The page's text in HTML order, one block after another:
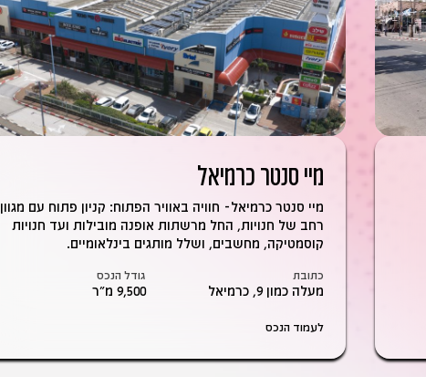
מיי סנטר כרמיאל
מיי סנטר כרמיאל- חוויה באוויר הפתוח: קניון פתוח עם מגוון
רחב של חנויות, החל מרשתות אופנה מובילות ועד חנויות
קוסמטיקה, מחשבים, ושלל מותגים בינלאומיים.
כתובת
מעלה כמון 9, כרמיאל
גודל הנכס
9,500 מ״ר
לעמוד הנכס